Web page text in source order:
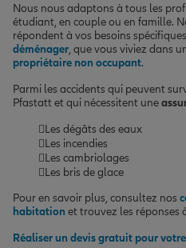
Nous nous adaptons à tous les
étudiant, en couple ou en famille.
répondent à vos besoins
déménager, que vous viviez dans
propriétaire non occupant.
Parmi les accidents qui peuvent
Pfastatt et qui nécessitent une
Les dégâts des eaux
Les incendies
Les cambriolages
Les bris de glace
Pour en savoir plus, consultez nos
habitation et trouvez les réponses
Réaliser un devis gratuit pour